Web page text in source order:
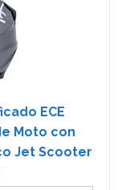
ECE
Moto con
Jet Scooter